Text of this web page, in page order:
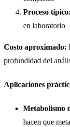
Proceso típico:
en laboratorio
Costo aproximado:
profundidad del
Aplicaciones
Metabolismo
hacen que